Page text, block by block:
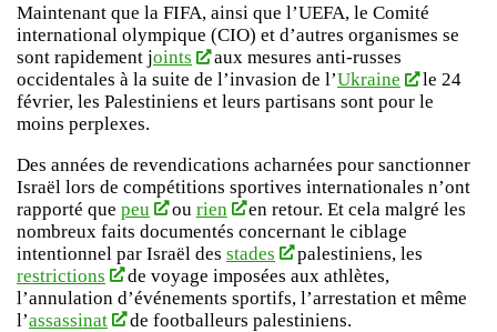
Maintenant que la FIFA, ainsi que l’UEFA, le Comité
international olympique (CIO) et d’autres organismes se
sont rapidement joints
aux mesures anti-russes
occidentales à la suite de l’invasion de l’Ukraine
le 24
février, les Palestiniens et leurs partisans sont pour le
moins perplexes.
Des années de revendications acharnées pour sanctionner
Israël lors de compétitions sportives internationales n’ont
rapporté que peu ou rien
en retour. Et cela malgré les
nombreux faits documentés concernant le ciblage
intentionnel par Israël des stades
palestiniens, les
restrictions
de voyage imposées aux athlètes,
l’annulation d’événements sportifs, l’arrestation et même
l’assassinat
de footballeurs palestiniens.